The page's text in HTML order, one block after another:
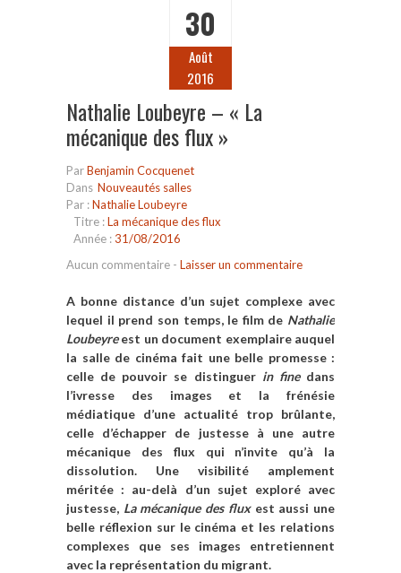
30
Août
2016
Nathalie Loubeyre – « La
mécanique des flux »
ParBenjamin Cocquenet
Dans Nouveautés salles
Par :Nathalie Loubeyre
Titre :La mécanique des flux
Année :31/08/2016
Aucun commentaire - Laisser un commentaire
A bonne distance d’un sujet complexe avec
lequel il prend son temps, le film de Nathalie
Loubeyreest un document exemplaire auquel
la salle de cinéma fait une belle promesse :
celle de pouvoir se distinguer in finedans
l’ivresse des images et la frénésie
médiatique d’une actualité trop brûlante,
celle d’échapper de justesse à une autre
mécanique des flux qui n’invite qu’à la
dissolution. Une visibilité amplement
méritée : au-delà d’un sujet exploré avec
justesse, La mécanique des fluxest aussi une
belle réflexion sur le cinéma et les relations
complexes que ses images entretiennent
avec la représentation du migrant.